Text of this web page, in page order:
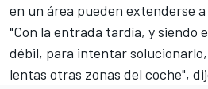
en un área pueden extenderse
"Con la entrada tardía, y siendo
débil, para intentar
lentas otras zonas del coche",